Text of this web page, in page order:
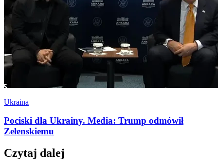
Ukraina
Pociski dla Ukrainy. Media: Trump odmówił
Zełenskiemu
Czytaj dalej